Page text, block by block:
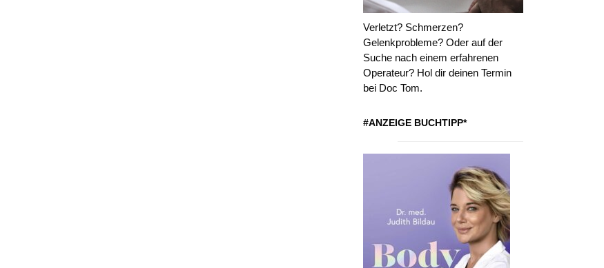
Verletzt? Schmerzen?
Gelenkprobleme? Oder auf der
Suche nach einem erfahrenen
Operateur? Hol dir deinen Termin
bei Doc Tom.
#ANZEIGE BUCHTIPP*